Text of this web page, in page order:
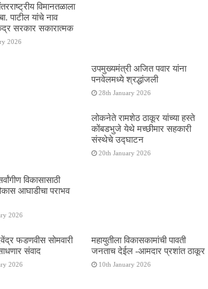
विमानतळाला
पाटील यांचे नाव
सरकार सकारात्मक
2026
उपमुख्यमंत्री अजित पवार यांना
पनवेलमध्ये श्रद्धांजली
28th January 2026
विकासासाठी
आघाडीचा पराभव
2026
लोकनेते रामशेठ ठाकूर यांच्या हस्ते
कोंबडभुजे येथे मच्छीमार सहकारी
संस्थेचे उद्घाटन
20th January 2026
फडणवीस सोमवारी
संवाद
2026
महायुतीला विकासकामांची पावती
जनताच देईल -आमदार प्रशांत ठाकूर
10th January 2026